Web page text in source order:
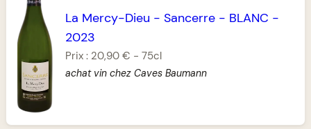
La Mercy-Dieu -Sancerre - BLANC -
2023
Prix : 20,90 € -75cl
achat vin chez Caves Baumann